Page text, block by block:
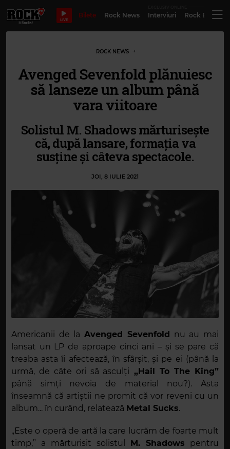
LIVE
Bilete Rock News Interviuri Rock
ROCK NEWS
Avenged Sevenfold plănuiesc
să lanseze un album până
vara viitoare
Solistul M. Shadows mărturisește
că, după lansare, formația va
susține și câteva spectacole.
JOI, 8 IULIE 2021
Americanii de laAvenged Sevenfold
nu au mai
lansat un LP de aproape cinci ani – și se pare că
treaba asta îi afectează, în sfârșit, și pe ei (până la
urmă, de câte ori să asculți „Hail To The King”
până simți nevoia de material nou?). Asta
înseamnă că artiștii ne promit că vor reveni cu un
album... în curând, relatează Metal Sucks.
„Este o operă de artă la care lucrăm de foarte mult
timp,” a mărturisit solistul
M. Shadows pentru